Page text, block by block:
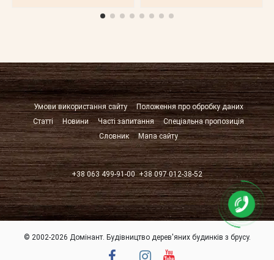
Умови використання сайту
Положення про обробку даних
Статті
Новини Часті запитання
Спеціальна пропозиція
Словник
Мапа сайту
+38 063 499-91-00 +38 097 012-38-52
© 2002-2026 Домінант. Будівництво дерев'яних будинків з брусу.